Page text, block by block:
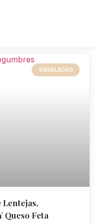
ENSALADAS
Lentejas,
Queso Feta